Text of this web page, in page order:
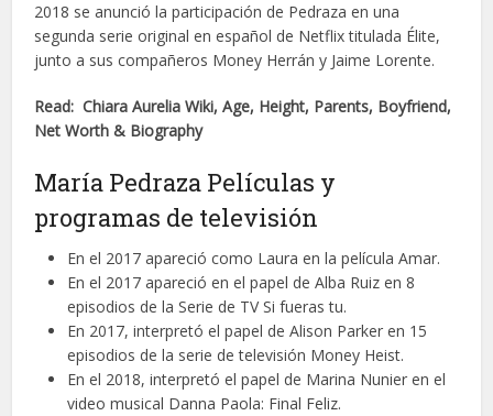
2018 se anunció la participación de Pedraza en una
segunda serie original en español de Netflix titulada Élite,
junto a sus compañeros Money Herrán y Jaime Lorente.
Read: Chiara Aurelia Wiki, Age, Height, Parents, Boyfriend,
Net Worth & Biography
María Pedraza Películas y
programas de televisión
En el 2017 apareció como Laura en la película Amar.
En el 2017 apareció en el papel de Alba Ruiz en 8
episodios de la Serie de TV Si fueras tu.
En 2017, interpretó el papel de Alison Parker en 15
episodios de la serie de televisión Money Heist.
En el 2018, interpretó el papel de Marina Nunier en el
video musical Danna Paola: Final Feliz.